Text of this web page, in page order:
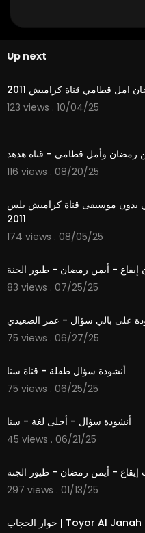
Netherlands
https://justpaste.it/
┈┉━•⊰✯✯⊱•━┉┈
┈┉━•⊰✯✯⊱•━┉┈
Please. Do you
thank you
Up next
امل قطامي قناة كراميش 2011
123 views . 10/04/25
رمضان وأمل قطامي - قناة هدهد
116 views . 08/20/25
بدون موسيقى قناة كراميش بلس
2011
174 views . 08/05/25
إيقاع - أيمن رمضان - طيور الجنة
83 views . 07/25/25
على بالي سؤال - عمر الصعيدي
75 views . 06/27/25
أنشودة سؤال طفلة - قناة سنا
75 views . 06/25/25
أنشودة سؤال - أحلى لغة - سنا
45 views . 06/21/25
إيقاع - أيمن رمضان - طيور الجنة
297 views . 01/13/25
حوار الحجاب | Toyor Al Janah